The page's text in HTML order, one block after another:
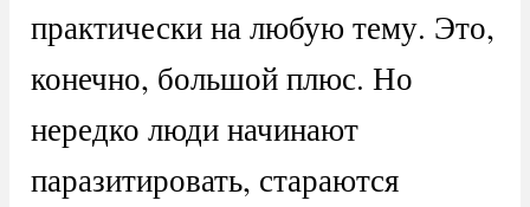
практически на любую тему. Это,
конечно, большой плюс. Но
нередко люди начинают
паразитировать, стараются